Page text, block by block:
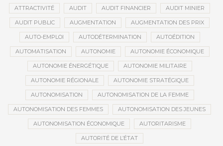
ATTRACTIVITÉ AUDIT AUDIT FINANCIER AUDIT MINIER
AUDIT PUBLIC AUGMENTATION AUGMENTATION DES PRIX
AUTO-EMPLOI AUTODÉTERMINATION AUTOÉDITION
AUTOMATISATION AUTONOMIE AUTONOMIE ÉCONOMIQUE
AUTONOMIE ÉNERGÉTIQUE AUTONOMIE MILITAIRE
AUTONOMIE RÉGIONALE AUTONOMIE STRATÉGIQUE
AUTONOMISATION AUTONOMISATION DE LA FEMME
AUTONOMISATION DES FEMMES AUTONOMISATION DES JEUNES
AUTONOMISATION ÉCONOMIQUE AUTORITARISME
AUTORITÉ DE L’ÉTAT